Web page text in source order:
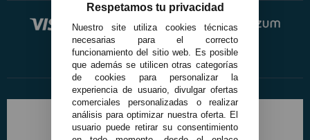
Respetamos tu privacidad
Nuestro site utiliza cookies técnicas
necesarias para el correcto
funcionamiento del sitio web. Es posible
que además se utilicen otras categorías
de cookies para personalizar la
experiencia de usuario, divulgar ofertas
comerciales personalizadas o realizar
análisis para optimizar nuestra oferta. El
usuario puede retirar su consentimiento